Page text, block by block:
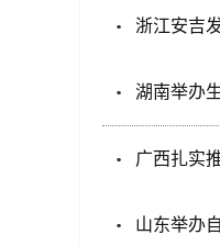
浙江安吉
湖南举办
广西扎实
山东举办